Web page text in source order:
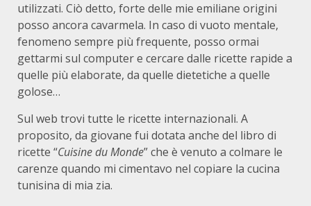
utilizzati. Ciò detto, forte delle mie emiliane origini
posso ancora cavarmela. In caso di vuoto mentale,
fenomeno sempre più frequente, posso ormai
gettarmi sul computer e cercare dalle ricette rapide a
quelle più elaborate, da quelle dietetiche a quelle
golose…
Sul web trovi tutte le ricette internazionali. A
proposito, da giovane fui dotata anche del libro di
ricette “Cuisine du Monde” che è venuto a colmare le
carenze quando mi cimentavo nel copiare la cucina
tunisina di mia zia.